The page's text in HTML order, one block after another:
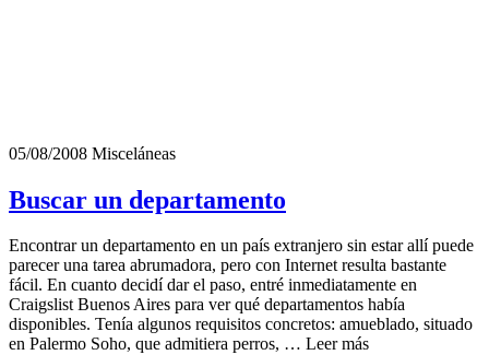
05/08/2008 Misceláneas
Buscar un departamento
Encontrar un departamento en un país extranjero sin estar allí puede
parecer una tarea abrumadora, pero con Internet resulta bastante
fácil. En cuanto decidí dar el paso, entré inmediatamente en
Craigslist Buenos Aires para ver qué departamentos había
disponibles. Tenía algunos requisitos concretos: amueblado, situado
en Palermo Soho, que admitiera perros, … Leer más